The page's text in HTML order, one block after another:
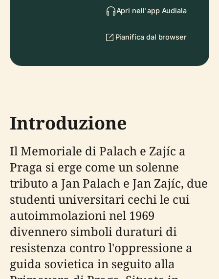
Apri nell'app Audiala
Pianifica dal browser
Introduzione
Il Memoriale di Palach e Zajíc a
Praga si erge come un solenne
tributo a Jan Palach e Jan Zajíc, due
studenti universitari cechi le cui
autoimmolazioni nel 1969
divennero simboli duraturi di
resistenza contro l'oppressione a
guida sovietica in seguito alla